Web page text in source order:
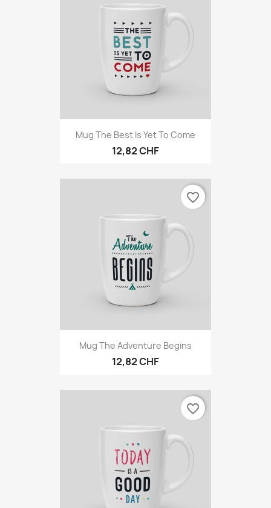
Mug The Best Is Yet To Come
12,82 CHF
Mug The Adventure Begins
12,82 CHF
favorite_border
favorite_border